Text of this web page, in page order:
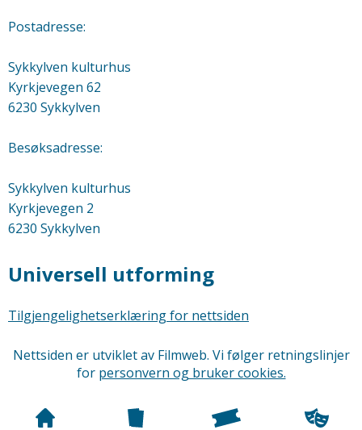
Postadresse:
Sykkylven kulturhus
Kyrkjevegen 62
6230 Sykkylven
Besøksadresse:
Sykkylven kulturhus
Kyrkjevegen 2
6230 Sykkylven
Universell utforming
Tilgjengelighetserklæring for nettsiden
Nettsiden er utviklet av Filmweb. Vi følger retningslinjer
for personvern og bruker cookies.